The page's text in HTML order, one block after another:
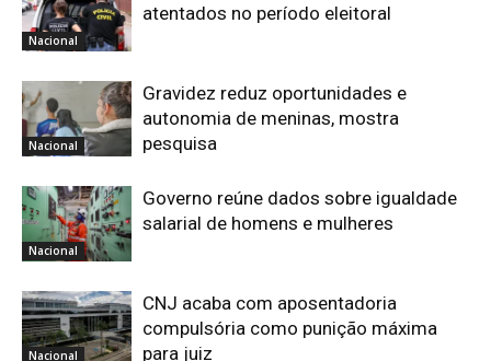
Nacional
atentados no período eleitoral
Nacional
Gravidez reduz oportunidades e
autonomia de meninas, mostra
pesquisa
Nacional
Governo reúne dados sobre igualdade
salarial de homens e mulheres
Nacional
CNJ acaba com aposentadoria
compulsória como punição máxima
para juiz